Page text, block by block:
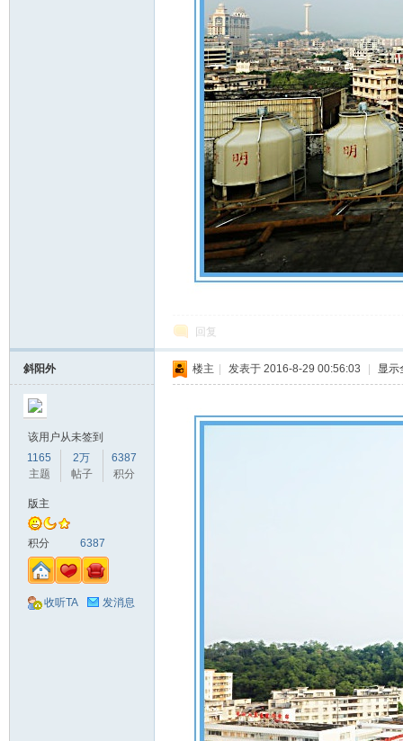
回复
斜阳外
该用户从未签到
1165
主题
2万
帖子
6387
积分
版主
积分 6387
收听TA 发消息
楼主 发表于 2016-8-29 00:56:03 显示